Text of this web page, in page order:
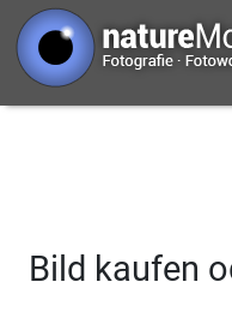
Bild kaufen